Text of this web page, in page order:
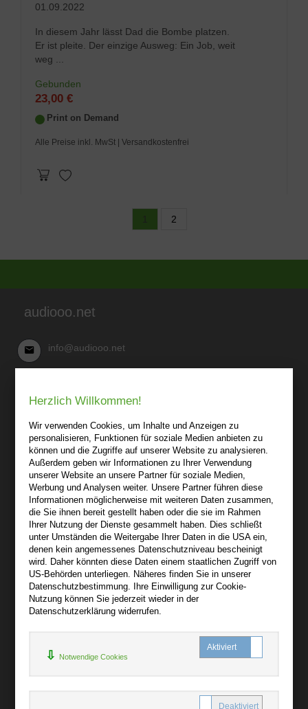
01.09.2022
In diesem Jahr lässt Dad die Bombe platzen.
Er ist pleite. Der einzige Ausweg: Ein Job, weit
weg ...
Gebunden
23,00 €
Print on Demand
Alle Preise inkl. MwSt | Versandkostenfrei
2
audiooo.net
info@audiooo.net
03 41-25 69 27 20
audiooo.net
Lindenthaler Straße 15
04155 Leipzig
Wir sind gerne für Sie persönlich da.
Über audiooo.net
AGB
Impressum
Widerruf
Datenschutz
Herzlich Willkommen!
Wir verwenden Cookies, um Inhalte und Anzeigen zu
personalisieren, Funktionen für soziale Medien anbieten zu
können und die Zugriffe auf unserer Website zu analysieren.
Außerdem geben wir Informationen zu Ihrer Verwendung
unserer Website an unsere Partner für soziale Medien,
Werbung und Analysen weiter. Unsere Partner führen diese
Informationen möglicherweise mit weiteren Daten zusammen,
die Sie ihnen bereit gestellt haben oder die sie im Rahmen
Ihrer Nutzung der Dienste gesammelt haben. Dies schließt
unter Umständen die Weitergabe Ihrer Daten in die USA ein,
denen kein angemessenes Datenschutzniveau bescheinigt
wird. Daher könnten diese Daten einem staatlichen Zugriff von
US-Behörden unterliegen. Näheres finden Sie in unserer
Datenschutzbestimmung. Ihre Einwilligung zur Cookie-
Nutzung können Sie jederzeit wieder in der
Datenschutzerklärung widerrufen.
Notwendige Cookies